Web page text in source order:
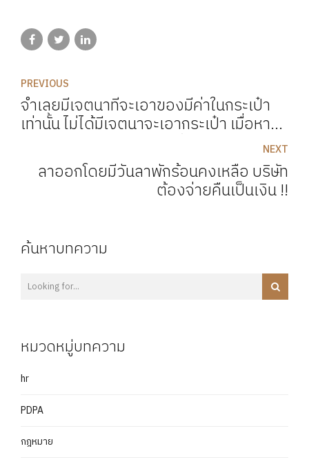
PREVIOUS
จำเลยมีเจตนาที่จะเอาของมีค่าในกระเป๋า
เท่านั้น ไม่ได้มีเจตนาจะเอากระเป๋า เมื่อหา
ของมีค่าไม่เจอจึงส่งกระเป๋าคืน การกระทำ
ของจำเลยยังไม่เป็นความผิดฐานชิงทรัพย์
สำเร็จไป
NEXT
ลาออกโดยมีวันลาพักร้อนคงเหลือ บริษัท
ต้องจ่ายคืนเป็นเงิน !!
ค้นหาบทความ
หมวดหมู่บทความ
hr
PDPA
กฎหมาย